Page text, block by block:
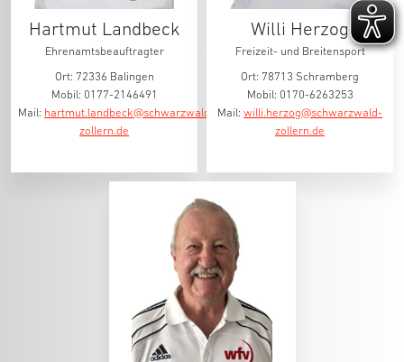
Hartmut Landbeck
Ehrenamtsbeauftragter
Ort: 72336 Balingen
Mobil: 0177-2146491
Mail: hartmut.landbeck@schwarzwald-
zollern.de
Willi Herzog
Freizeit- und Breitensport
Ort: 78713 Schramberg
Mobil: 0170-6263253
Mail: willi.herzog@schwarzwald-
zollern.de